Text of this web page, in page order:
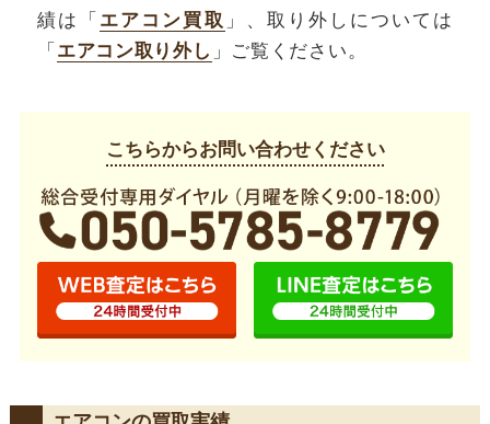
績は「 エアコン買取 」、取り外しについては
「 エアコン取り外し 」ご覧ください。
こちらからお問い合わせください